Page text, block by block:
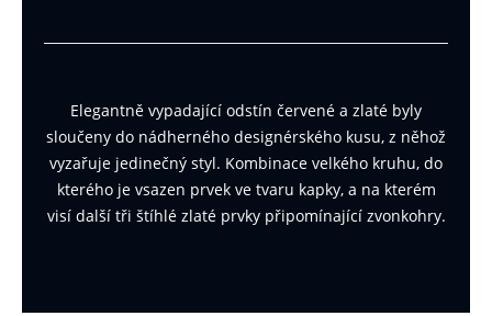
Elegantně vypadající odstín červené a zlaté byly
sloučeny do nádherného designérského kusu, z něhož
vyzařuje jedinečný styl. Kombinace velkého kruhu, do
kterého je vsazen prvek ve tvaru kapky, a na kterém
visí další tři štíhlé zlaté prvky připomínající zvonkohry.